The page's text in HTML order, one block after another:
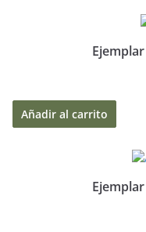
Añadir al carrito